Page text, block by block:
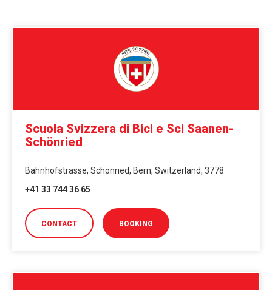
Scuola Svizzera di Bici e Sci Saanen-
Schönried
Bahnhofstrasse, Schönried, Bern, Switzerland, 3778
+41 33 744 36 65
CONTACT BOOKING